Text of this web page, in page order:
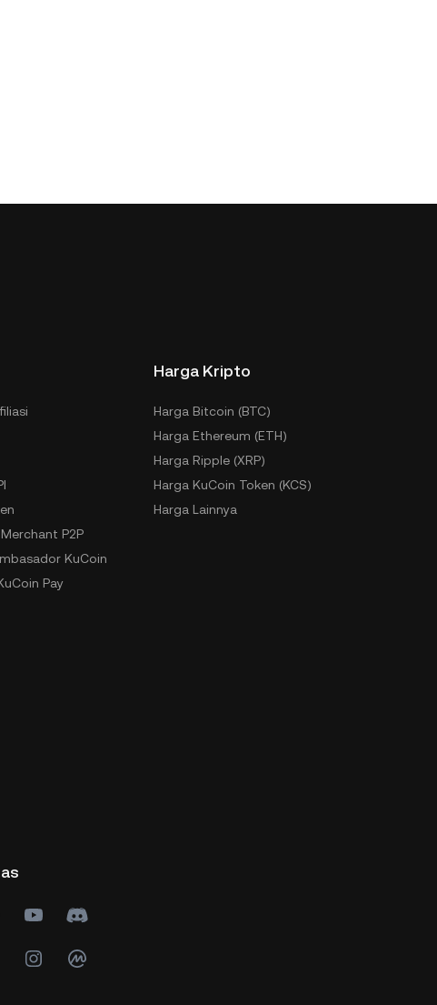
P2P
KuCoin
Pay
Harga Kripto
Harga Bitcoin (BTC)
Harga Ethereum (ETH)
Harga Ripple (XRP)
Harga KuCoin Token (KCS)
Harga Lainnya